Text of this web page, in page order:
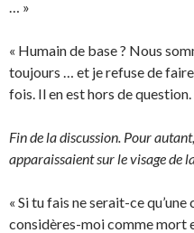
… »
« Humain de base ? Nous
toujours … et je refuse de
fois. Il en est hors de question.
Fin de la discussion. Pour
apparaissaient sur le visage de
« Si tu fais ne serait-ce
considères-moi comme mort